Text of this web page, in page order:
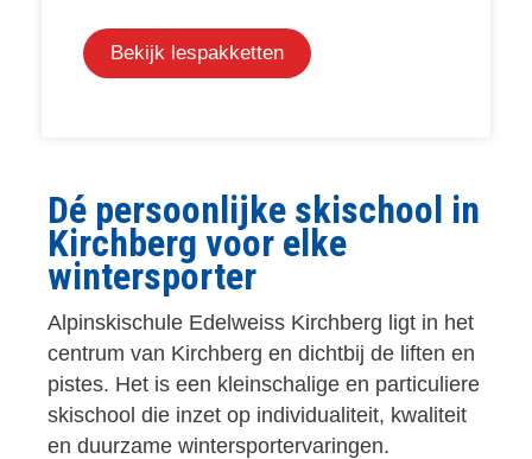
Bekijk lespakketten
Dé persoonlijke skischool in
Kirchberg voor elke
wintersporter
Alpinskischule Edelweiss Kirchberg ligt in het
centrum van Kirchberg en dichtbij de liften en
pistes. Het is een kleinschalige en particuliere
skischool die inzet op individualiteit, kwaliteit
en duurzame wintersportervaringen.